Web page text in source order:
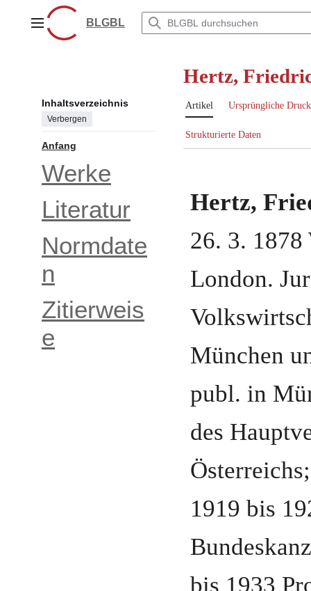
springenHauptmenüBLGBL
Inhaltsverzeichnis
Verbergen
Anfang
Werke
Literatur
Normdate
n
Zitierweis
e
Hertz,
Artikel Ursprüngliche
Strukturierte Daten
Hertz,
26. 3. 1878
London.
München
publ. in
des
Österreichs
1919 bis
bis 1933